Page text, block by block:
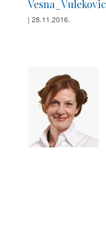
Vesna_Vulekovic
| 28.11.2016.